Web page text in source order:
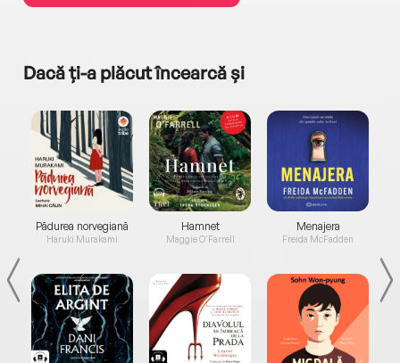
Dacă ți-a plăcut încearcă și
Pădurea norvegiană
Haruki Murakami
Hamnet
Maggie O'Farrell
Menajera
Freida McFadden